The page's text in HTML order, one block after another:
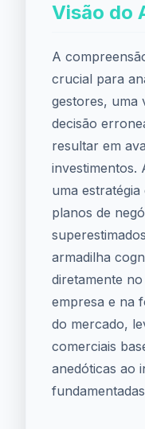
Visão do
A
crucial para
gestores, uma
decisão
resultar em
investimentos.
uma
planos de
armadilha
diretamente
empresa e na
do mercado,
comerciais
anedóticas ao